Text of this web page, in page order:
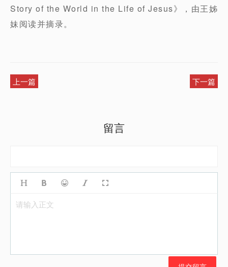
Story of the World in the Life of Jesus》，由王姊
妹阅读并摘录。
上一篇 下一篇
留言
请输入正文